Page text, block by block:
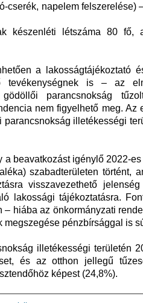
cserék, napelem felszerelése)
készenléti létszáma 80
a lakosságtájékoztató
tevékenységnek is – az
parancsnokság
nem figyelhető meg. Az
illetékességi
beavatkozást igénylő 2022-
szabadterületen történt,
visszavezethető jelenség
lakossági tájékoztatásra.
– hiába az önkormányzati
pénzbírsággal is
illetékességi területén
és az otthon jellegű
képest (24,8%).